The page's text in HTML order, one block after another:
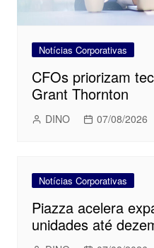
Notícias Corporativas
CFOs priorizam
Grant Thornton
DINO 07/08/2026
Notícias Corporativas
Piazza acelera
unidades até